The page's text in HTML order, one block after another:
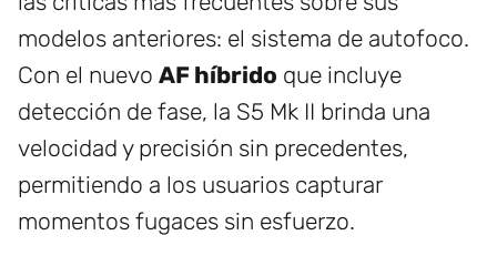
modelos anteriores: el sistema de autofoco.
Con el nuevo AF híbrido que incluye
detección de fase, la S5 Mk II brinda una
velocidad y precisión sin precedentes,
permitiendo a los usuarios capturar
momentos fugaces sin esfuerzo.